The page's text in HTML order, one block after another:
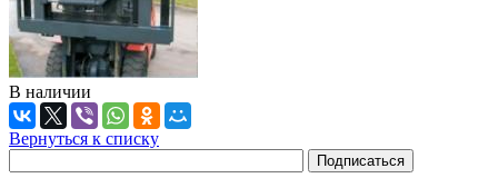
В наличии
Вернуться к списку